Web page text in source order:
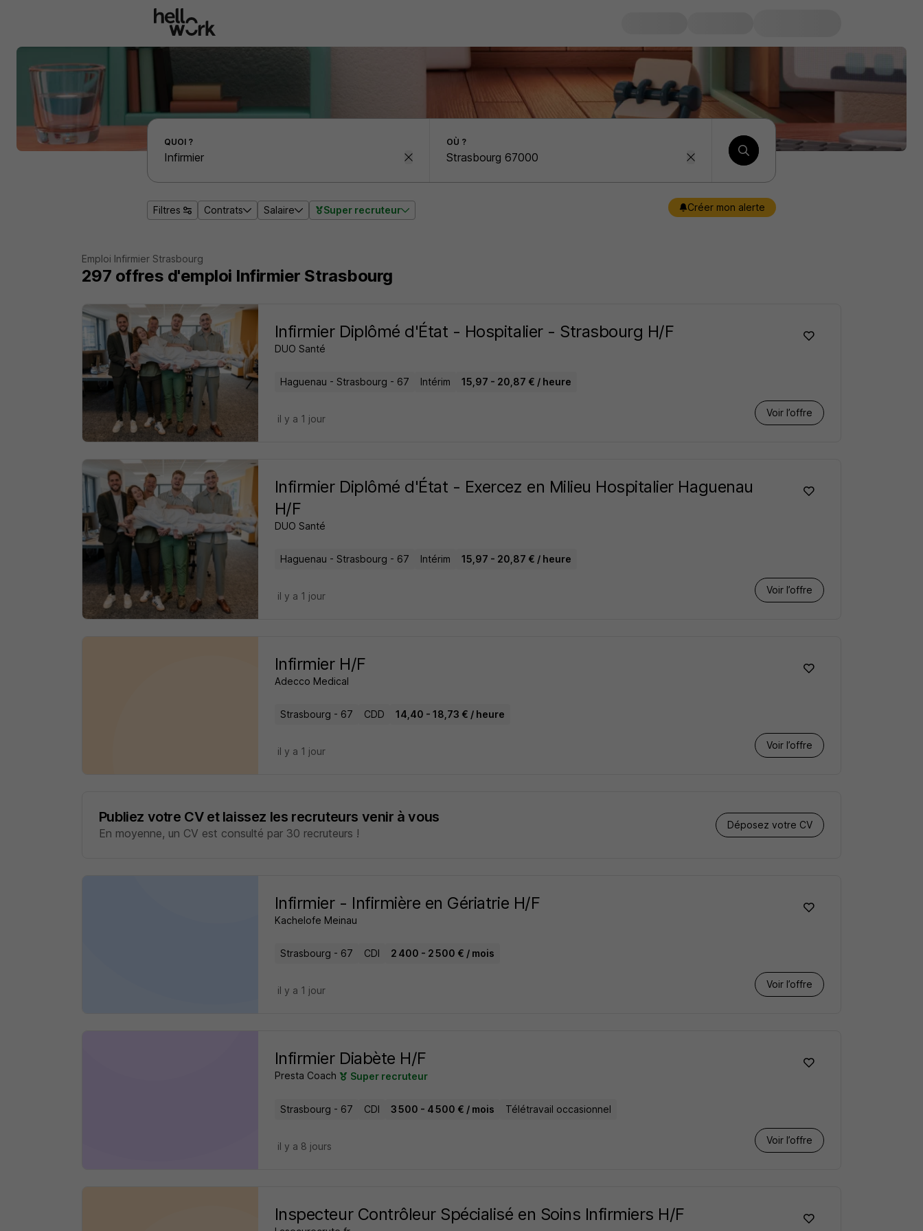
Effectuer une recherche d'emploi par localité
QUOI ? OÙ ?
Filtres Contrats Salaire Super recruteur Créer mon alerte
Emploi Infirmier Strasbourg
297 offres d'emploi Infirmier Strasbourg
Infirmier Diplômé d'État - Hospitalier - Strasbourg H/F
DUO Santé
Haguenau - Strasbourg - 67 Intérim 15,97 - 20,87 € / heure
Voir l’offre
il y a 1 jour
Infirmier Diplômé d'État - Exercez en Milieu Hospitalier Haguenau
H/F
DUO Santé
Haguenau - Strasbourg - 67 Intérim 15,97 - 20,87 € / heure
Voir l’offre
il y a 1 jour
Infirmier H/F
Adecco Medical
Strasbourg - 67 CDD 14,40 - 18,73 € / heure
Voir l’offre
il y a 1 jour
Publiez votre CV et laissez les recruteurs venir à vous
En moyenne, un CV est consulté par 30 recruteurs !
Déposez votre CV
Infirmier - Infirmière en Gériatrie H/F
Kachelofe Meinau
Strasbourg - 67 CDI 2 400 - 2 500 € / mois
Voir l’offre
il y a 1 jour
Infirmier Diabète H/F
Presta Coach Super recruteur
Strasbourg - 67 CDI 3 500 - 4 500 € / mois Télétravail occasionnel
Voir l’offre
il y a 8 jours
Inspecteur Contrôleur Spécialisé en Soins Infirmiers H/F